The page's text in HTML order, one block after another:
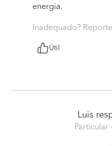
energia.
Inadequado?
Útil
Luis
Particular